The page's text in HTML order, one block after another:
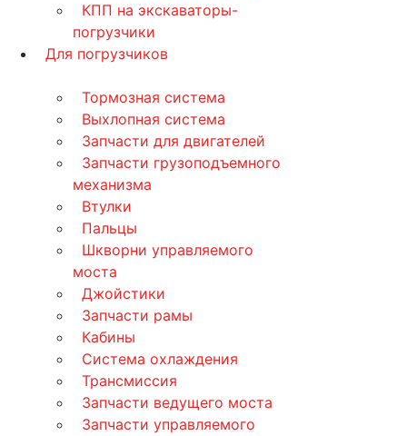
КПП на экскаваторы-
погрузчики
Для погрузчиков
Тормозная система
Выхлопная система
Запчасти для двигателей
Запчасти грузоподъемного
механизма
Втулки
Пальцы
Шкворни управляемого
моста
Джойстики
Запчасти рамы
Кабины
Система охлаждения
Трансмиссия
Запчасти ведущего моста
Запчасти управляемого